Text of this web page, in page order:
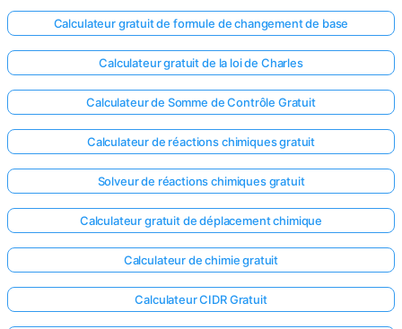
Calculateur gratuit de formule de changement de base
Calculateur gratuit de la loi de Charles
Calculateur de Somme de Contrôle Gratuit
Calculateur de réactions chimiques gratuit
Solveur de réactions chimiques gratuit
Calculateur gratuit de déplacement chimique
Calculateur de chimie gratuit
Calculateur CIDR Gratuit